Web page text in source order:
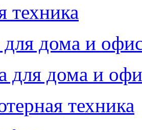
техника
дома и
для дома и
техника